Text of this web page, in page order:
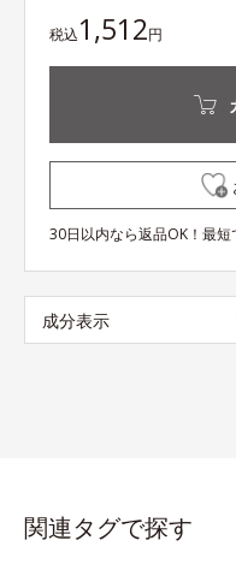
税込1,512円
30日以内なら返品OK！最
成分表示
関連タグで探す